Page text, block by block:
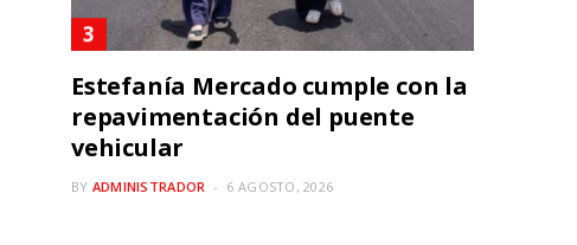
Estefanía Mercado cumple con la
repavimentación del puente
vehicular
BY ADMINISTRADOR 6 AGOSTO, 2026